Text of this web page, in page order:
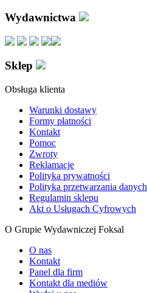
Wydawnictwa
Sklep
Obsługa klienta
Warunki dostawy
Formy płatności
Kontakt
Pomoc
Zwroty
Reklamacje
Polityka prywatności
Polityka przetwarzania danych
Regulamin sklepu
Akt o Usługach Cyfrowych
O Grupie Wydawniczej Foksal
O nas
Kontakt
Panel dla firm
Kontakt dla mediów